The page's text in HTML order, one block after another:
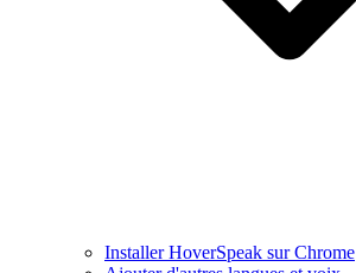
Installer HoverSpeak sur Chrome